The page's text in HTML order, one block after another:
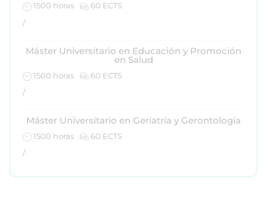
1500 horas
60 ECTS
/
Máster Universitario en Educación y Promoción
en Salud
1500 horas
60 ECTS
/
Máster Universitario en Geriatría y Gerontología
1500 horas
60 ECTS
/